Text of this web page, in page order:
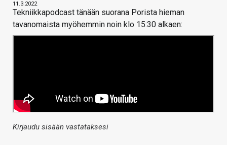
11.3.2022
Tekniikkapodcast tänään suorana Porista hieman
tavanomaista myöhemmin noin klo 15:30 alkaen:
Kirjaudu sisään vastataksesi